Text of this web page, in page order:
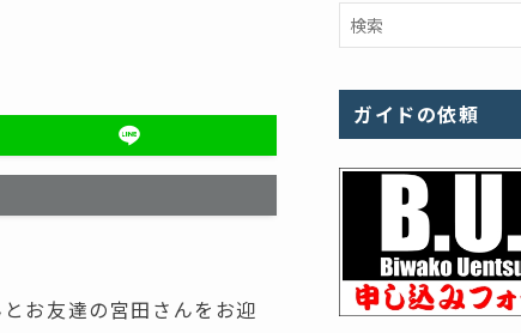
お友達の宮田さんをお迎
ガイドの依頼